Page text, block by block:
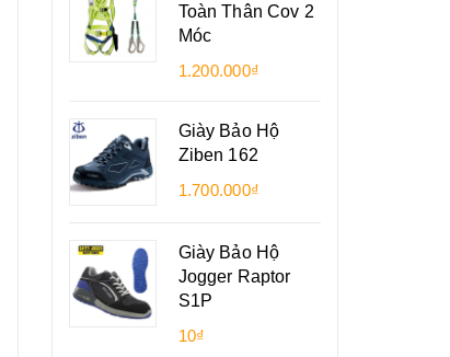
Toàn Thân Cov 2
Móc
1.200.000₫
Giày Bảo Hộ
Ziben 162
1.700.000₫
Giày Bảo Hộ
Jogger Raptor
S1P
10₫